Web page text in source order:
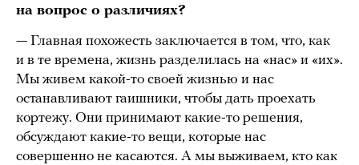
на вопрос о различиях?
— Главная похожесть заключается в том, что, как
и в те времена, жизнь разделилась на «нас» и «их».
Мы живем какой-то своей жизнью и нас
останавливают гаишники, чтобы дать проехать
кортежу. Они принимают какие-то решения,
обсуждают какие-то вещи, которые нас
совершенно не касаются. А мы выживаем, кто как